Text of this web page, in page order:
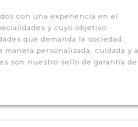
con una experiencia en el
y cuyo objetivo
que demanda la sociedad.
personalizada, cuidada y a
son nuestro sello de garantía de